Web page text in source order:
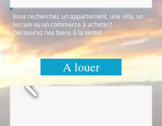
Vous recherchez un appartement, une villa, un
terrain ou un commerce à acheter?
Découvrez nos biens à la vente!
A louer